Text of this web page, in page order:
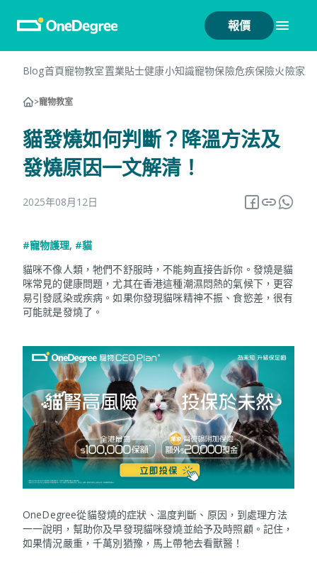
報價
Blog首頁寵物教室置業貼士健康小知識寵物保險危疾保險火險家
>寵物教室
貓發燒如何判斷？降溫方法及
發燒原因一文解清！
2025年08月12日
#寵物護理, #貓
貓咪不像人類，牠們不舒服時，不能夠直接告訴你。發燒是貓
咪常見的健康問題，尤其在香港這種潮濕悶熱的氣候下，更容
易引發感染或疾病。如果你發現貓咪精神不振、食慾差，很有
可能就是發燒了。
OneDegree從貓發燒的症狀、溫度判斷、原因，到處理方法
一一說明，幫助你及早發現貓咪發燒並給予及時照顧。記住，
如果情況嚴重，千萬別猶豫，馬上帶牠去看獸醫！